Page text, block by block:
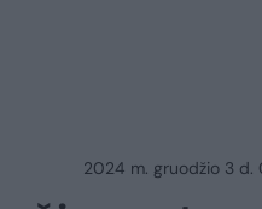
2024 m. gruodžio 3 d.